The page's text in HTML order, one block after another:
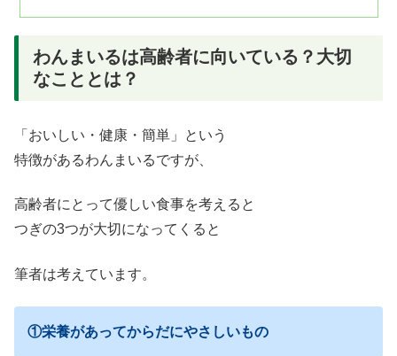
わんまいるは高齢者に向いている？大切
なこととは？
「おいしい・健康・簡単」という
特徴があるわんまいるですが、
高齢者にとって優しい食事を考えると
つぎの3つが大切になってくると
筆者は考えています。
①栄養があってからだにやさしいもの